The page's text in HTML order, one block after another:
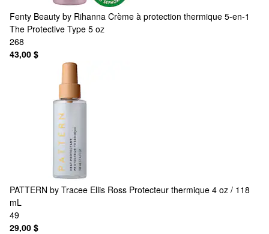
Fenty Beauty by Rihanna Crème à protection thermique 5-en-1
The Protective Type 5 oz
268
43,00 $
PATTERN by Tracee Ellis Ross Protecteur thermique 4 oz / 118
mL
49
29,00 $